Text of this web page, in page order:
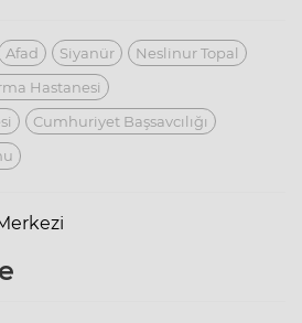
Afad Siyanür
Neslinur Topal
Hastanesi
Cumhuriyet Başsavcılığı